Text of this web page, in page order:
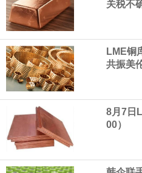
经过多年研发创新和技术
成技术、高紧凑度机器人
心技术等多项已商业化应
用人形机器人、四足机器
美国总统特朗普6日否认他
关税不
LME铜
共振美
8月7日
00）